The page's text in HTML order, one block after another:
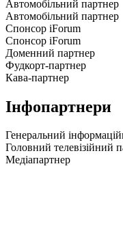
Автомобільний партнер
Автомобільний партнер
Спонсор iForum
Спонсор iForum
Доменний партнер
Фудкорт-партнер
Кава-партнер
Інфопартнери
Генеральний
Головний телевізійний
Медіапартнер